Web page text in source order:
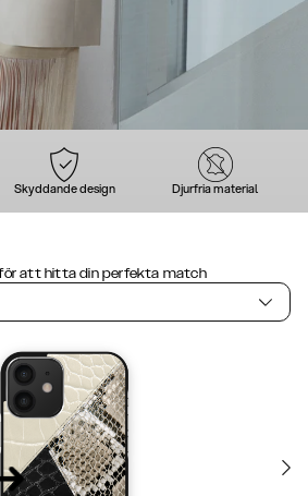
Skyddande design Djurfria material
att hitta din perfekta match